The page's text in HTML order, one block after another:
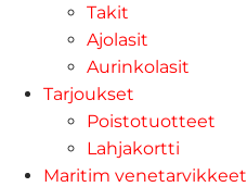
Takit
Ajolasit
Aurinkolasit
Tarjoukset
Poistotuotteet
Lahjakortti
Maritim venetarvikkeet